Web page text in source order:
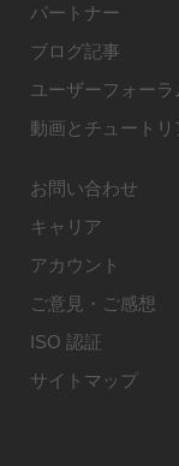
パートナー
ブログ記事
ユーザーフォーラ
動画とチュートリ
お問い合わせ
キャリア
アカウント
ご意見・ご感想
ISO 認証
サイトマップ